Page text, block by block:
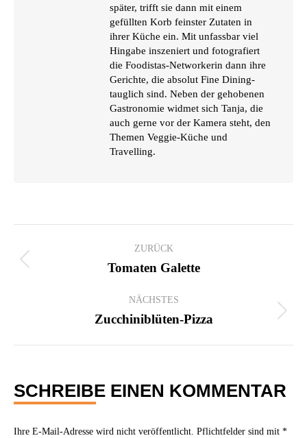
später, trifft sie dann mit einem
gefüllten Korb feinster Zutaten in
ihrer Küche ein. Mit unfassbar viel
Hingabe inszeniert und fotografiert
die Foodistas-Networkerin dann ihre
Gerichte, die absolut Fine Dining-
tauglich sind. Neben der gehobenen
Gastronomie widmet sich Tanja, die
auch gerne vor der Kamera steht, den
Themen Veggie-Küche und
Travelling.
ZURÜCK
Vorheriger
Tomaten Galette
NÄCHSTES
Nächster
Zucchiniblüten-Pizza
SCHREIBE EINEN KOMMENTAR
Ihre E-Mail-Adresse wird nicht veröffentlicht. Pflichtfelder sind mit *